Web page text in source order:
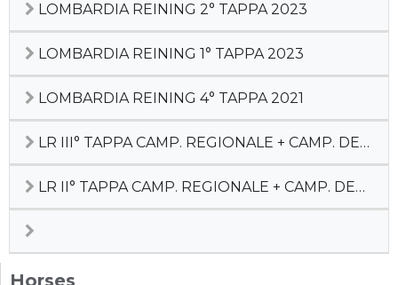
LOMBARDIA REINING 2° TAPPA 2023
LOMBARDIA REINING 1° TAPPA 2023
LOMBARDIA REINING 4° TAPPA 2021
LR III° TAPPA CAMP. REGIONALE + CAMP. DEBUTTANTI
LR II° TAPPA CAMP. REGIONALE + CAMP. DEBUTTANTI
Horses